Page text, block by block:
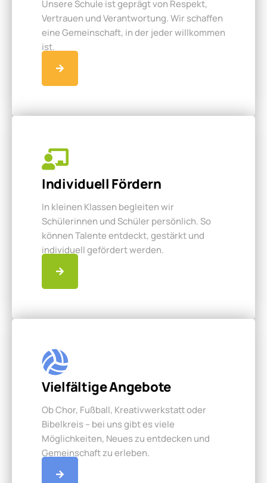
Unsere Schule ist geprägt von Respekt,
Vertrauen und Verantwortung. Wir schaffen
eine Gemeinschaft, in der jeder willkommen
ist.
Individuell Fördern
In kleinen Klassen begleiten wir
Schülerinnen und Schüler persönlich. So
können Talente entdeckt, gestärkt und
individuell gefördert werden.
Vielfältige Angebote
Ob Chor, Fußball, Kreativwerkstatt oder
Bibelkreis – bei uns gibt es viele
Möglichkeiten, Neues zu entdecken und
Gemeinschaft zu erleben.